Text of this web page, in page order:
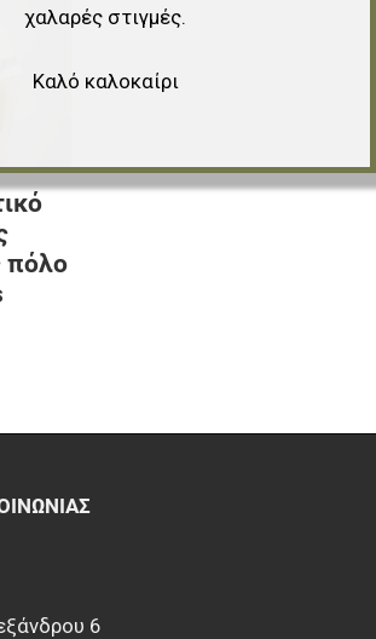
Προσθήκη για σύγκριση
Γρήγορη ματιά
πόλο
6
χαλαρές στιγμές.
Καλό καλοκαίρι